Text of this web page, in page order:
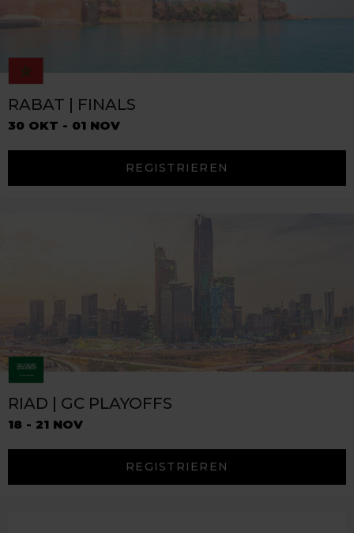
RABAT | FINALS
30 OKT - 01 NOV
REGISTRIEREN
RIAD | GC PLAYOFFS
18 - 21 NOV
REGISTRIEREN